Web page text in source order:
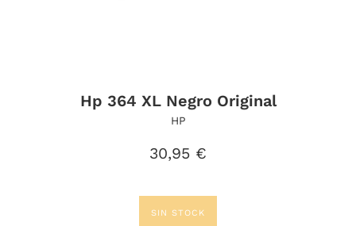
Hp 364 XL Negro Original
HP
Precio
30,95 €
SIN STOCK